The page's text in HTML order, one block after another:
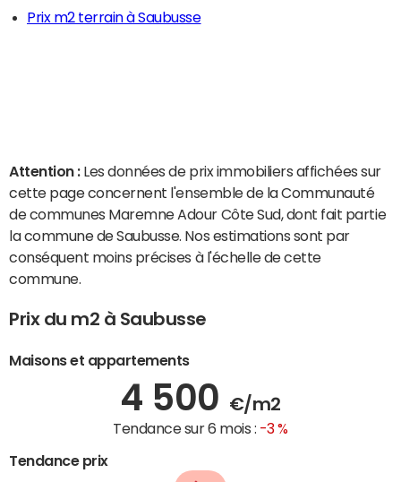
Prix m2 terrain à Saubusse
Attention : Les données de prix immobiliers affichées sur
cette page concernent l'ensemble de la Communauté
de communes Maremne Adour Côte Sud, dont fait partie
la commune de Saubusse. Nos estimations sont par
conséquent moins précises à l'échelle de cette
commune.
Prix du m2 à Saubusse
Maisons et appartements
4 500 €/m2
Tendance sur 6 mois : -3 %
Tendance prix